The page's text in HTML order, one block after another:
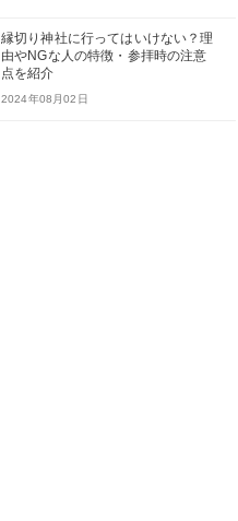
縁切り神社に行ってはいけない？理
由やNGな人の特徴・参拝時の注意
点を紹介
2024年08月02日